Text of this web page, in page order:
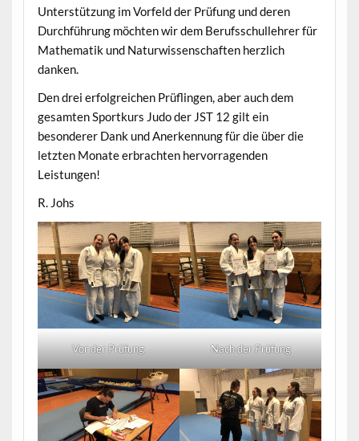
Unterstützung im Vorfeld der Prüfung und deren
Durchführung möchten wir dem Berufsschullehrer für
Mathematik und Naturwissenschaften herzlich
danken.
Den drei erfolgreichen Prüflingen, aber auch dem
gesamten Sportkurs Judo der JST 12 gilt ein
besonderer Dank und Anerkennung für die über die
letzten Monate erbrachten hervorragenden
Leistungen!
R. Johs
Vor der Prüfung Nach der Prüfung